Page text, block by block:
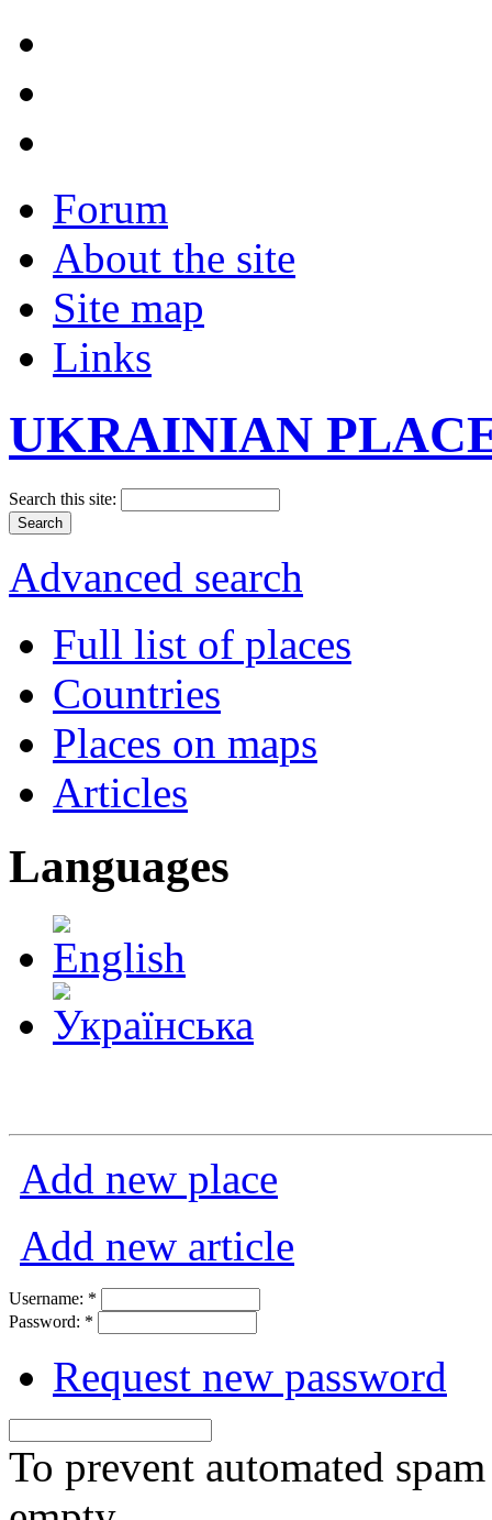
Forum
About the site
Site map
Links
UKRAINIAN
Search this site:
Advanced search
Full list of places
Countries
Places on maps
Articles
Languages
Add new place
Add new article
Username: *
Password: *
Request new password
To prevent automated